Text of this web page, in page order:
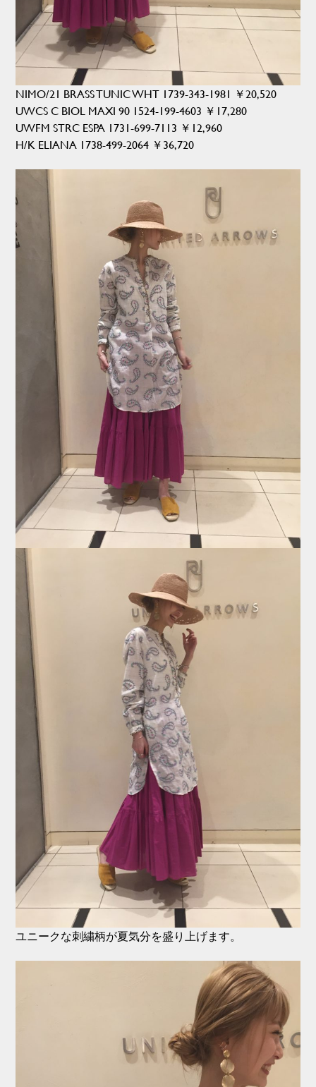
NIMO/21 BRASS TUNIC WHT 1739-343-1981 ￥20,520
UWCS C BIOL MAXI 90 1524-199-4603 ￥17,280
UWFM STRC ESPA 1731-699-7113 ￥12,960
H/K ELIANA 1738-499-2064 ￥36,720
ユニークな刺繍柄が夏気分を盛り上げます。